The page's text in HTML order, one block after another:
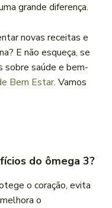
grande diferença.
novas receitas e
E não esqueça, se
sobre saúde e bem-
Bem Estar. Vamos
do ômega 3?
o coração, evita
o